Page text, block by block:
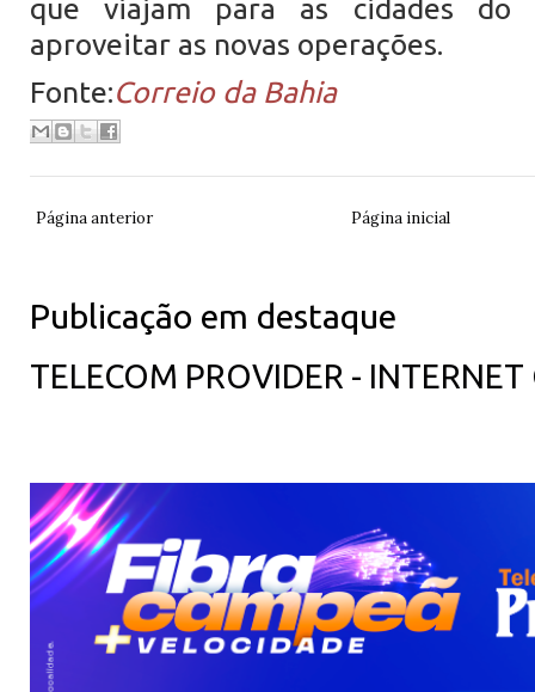
que viajam para as cidades do
aproveitar as novas operações.
Fonte:Correio da Bahia
Página anterior Página inicial
Publicação em destaque
TELECOM PROVIDER -